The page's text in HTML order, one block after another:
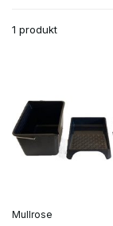
1 produkt
Mullrose